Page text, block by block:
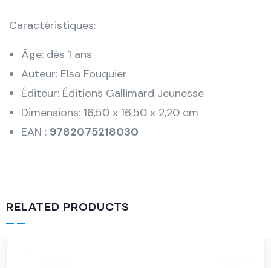
Caractéristiques:
Âge: dès 1 ans
Auteur: Elsa Fouquier
Éditeur: Éditions Gallimard Jeunesse
Dimensions: 16,50 x 16,50 x 2,20 cm
EAN : 9782075218030
RELATED PRODUCTS